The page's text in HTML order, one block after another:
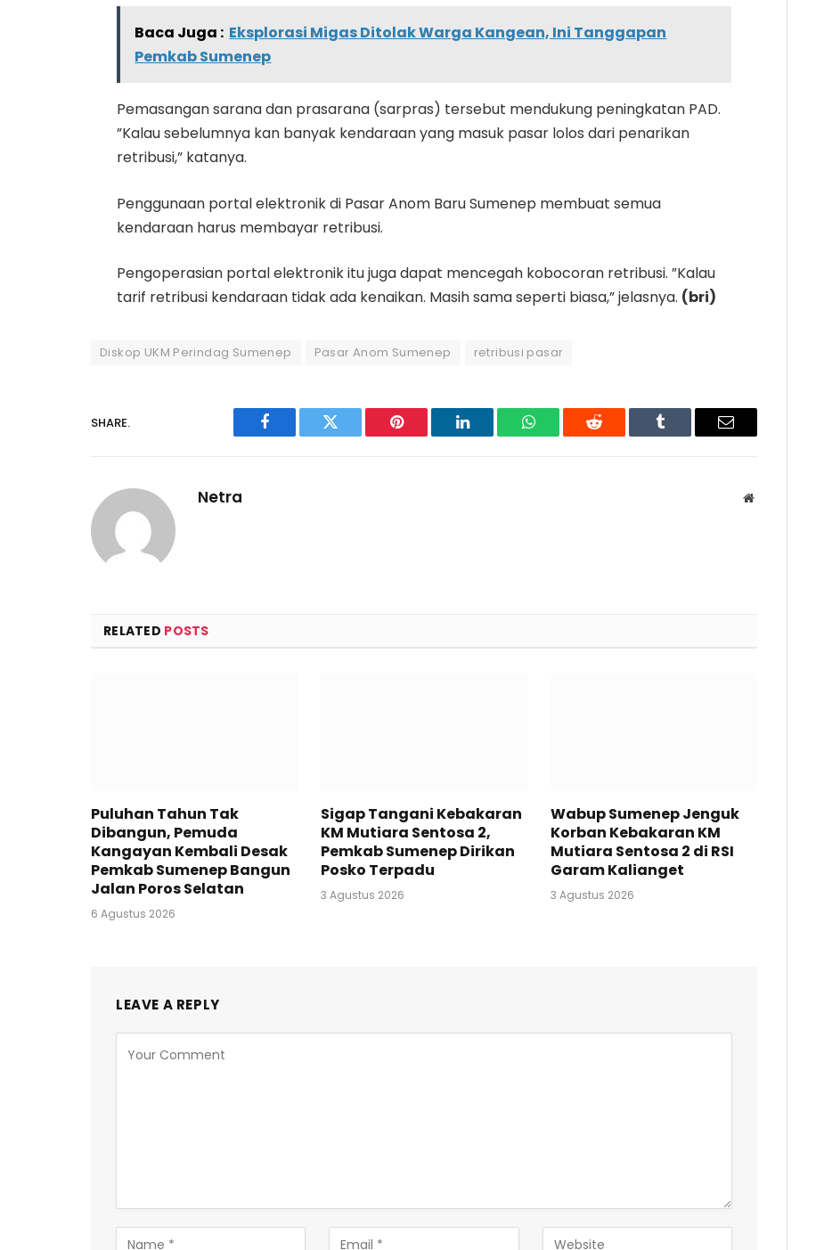
Baca Juga : Eksplorasi Migas Ditolak Warga Kangean, Ini Tanggapan
Pemkab Sumenep
Pemasangan sarana dan prasarana (sarpras) tersebut mendukung peningkatan PAD.
”Kalau sebelumnya kan banyak kendaraan yang masuk pasar lolos dari penarikan
retribusi,” katanya.
Penggunaan portal elektronik di Pasar Anom Baru Sumenep membuat semua
kendaraan harus membayar retribusi.
Pengoperasian portal elektronik itu juga dapat mencegah kobocoran retribusi. ”Kalau
tarif retribusi kendaraan tidak ada kenaikan. Masih sama seperti biasa,” jelasnya. (bri)
Diskop UKM Perindag Sumenep Pasar Anom Sumenep retribusi pasar
SHARE.
Facebook Twitter Pinterest LinkedIn WhatsAppReddit Tumblr Email
Netra Website
RELATED POSTS
Puluhan Tahun Tak
Dibangun, Pemuda
Kangayan Kembali Desak
Pemkab Sumenep Bangun
Jalan Poros Selatan
6 Agustus 2026
Sigap Tangani Kebakaran
KM Mutiara Sentosa 2,
Pemkab Sumenep Dirikan
Posko Terpadu
3 Agustus 2026
Wabup Sumenep Jenguk
Korban Kebakaran KM
Mutiara Sentosa 2 di RSI
Garam Kalianget
3 Agustus 2026
LEAVE A REPLY